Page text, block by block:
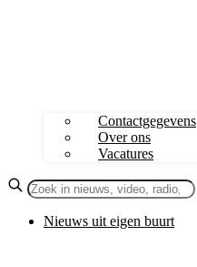
Contactgegevens
Over ons
Vacatures
Nieuws uit eigen buurt